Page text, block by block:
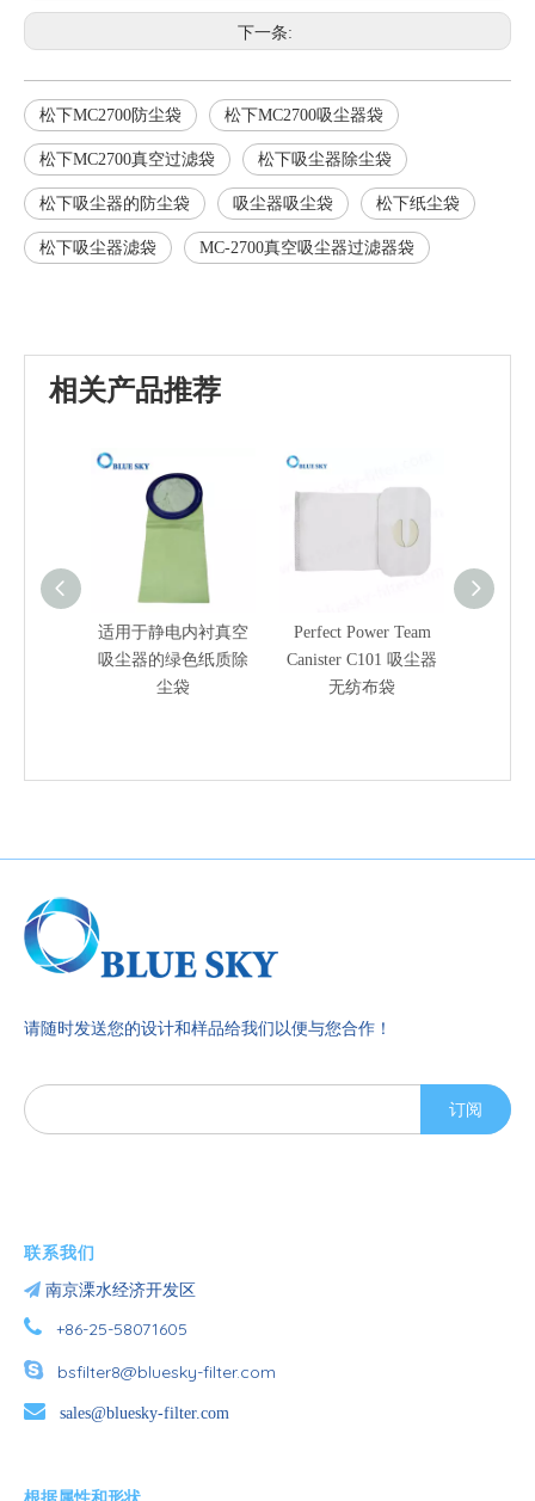
下一条:
松下MC2700防尘袋 松下MC2700吸尘器袋
松下MC2700真空过滤袋 松下吸尘器除尘袋
松下吸尘器的防尘袋 吸尘器吸尘袋 松下纸尘袋
松下吸尘器滤袋 MC-2700真空吸尘器过滤器袋
相关产品推荐
适用于静电内衬真空
吸尘器的绿色纸质除
尘袋
Perfect Power Team
Canister C101 吸尘器
无纺布袋
请随时发送您的设计和样品给我们以便与您合作！
订阅
联系我们
 南京溧水经济开发区
 +86-25-58071605

bsfilter8@bluesky-filter.com

sales@bluesky-filter.com